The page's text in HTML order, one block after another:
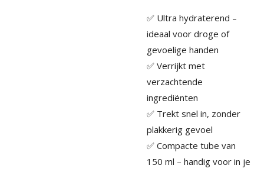
✅ Ultra hydraterend –
ideaal voor droge of
gevoelige handen
✅ Verrijkt met
verzachtende
ingrediënten
✅ Trekt snel in, zonder
plakkerig gevoel
✅ Compacte tube van
150 ml – handig voor in je